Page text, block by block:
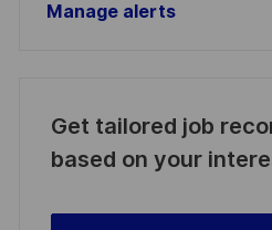
Manage alerts
Get tailored job
based on your